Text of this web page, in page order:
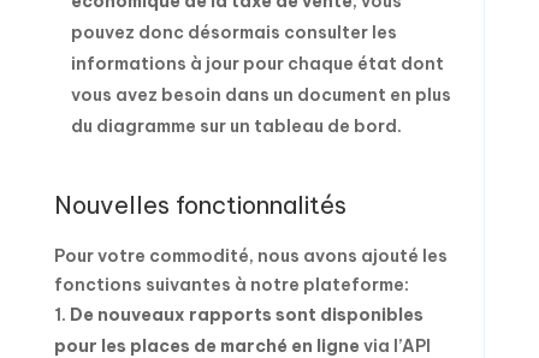
pouvez donc désormais consulter les
informations à jour pour chaque état dont
vous avez besoin dans un document en plus
du diagramme sur un tableau de bord.
Nouvelles fonctionnalités
Pour votre commodité, nous avons ajouté les
fonctions suivantes à notre plateforme:
De nouveaux rapports sont disponibles
pour les places de marché en ligne via l’API